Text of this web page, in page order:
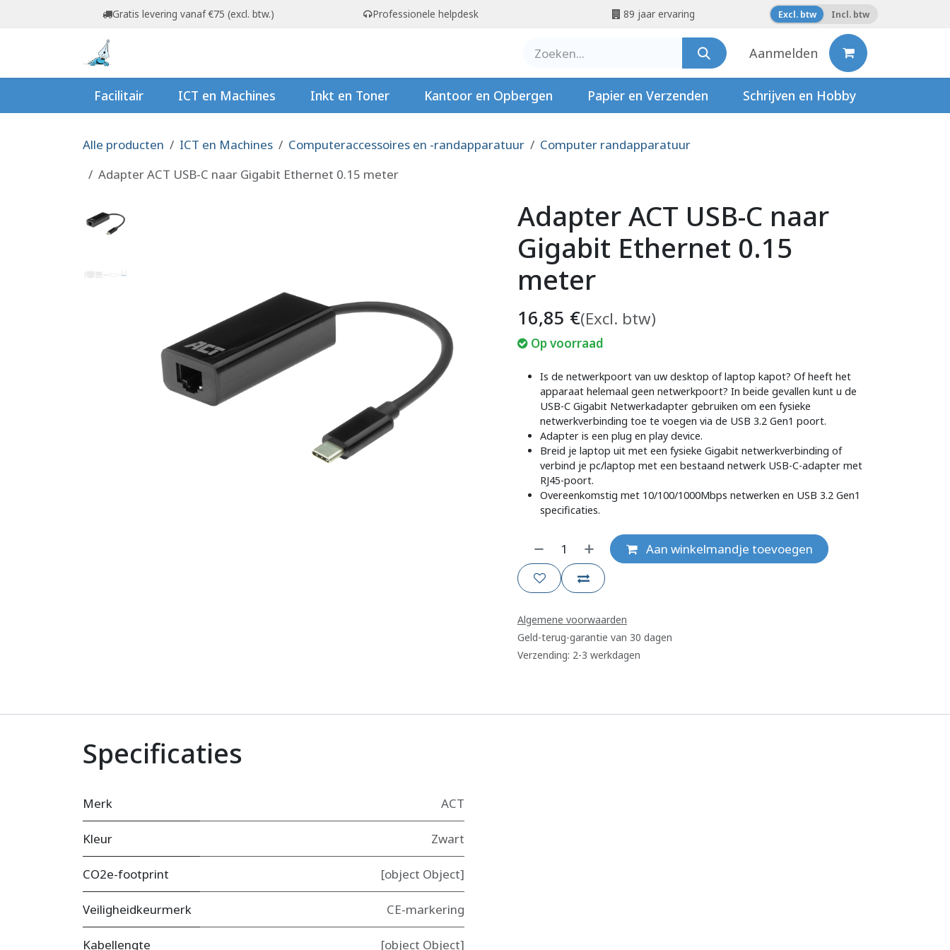
Overslaan naar inhoudGratis levering vanaf €75 (excl. btw.) Professionele helpdesk 89 jaar ervaring Excl. btw Incl. btw
Aanmelden
Facilitair ICT en Machines Inkt en Toner Kantoor en Opbergen Papier en Verzenden Schrijven en Hobby
Alle producten ICT en Machines Computeraccessoires en -randapparatuur
Computer randapparatuur
Adapter ACT USB-C naar Gigabit Ethernet 0.15 meter
Adapter ACT USB-C naar
Gigabit Ethernet 0.15
meter
16,85 €(Excl. btw)
Op voorraad
Is de netwerkpoort van uw desktop of laptop kapot? Of heeft het
apparaat helemaal geen netwerkpoort? In beide gevallen kunt u de
USB-C Gigabit Netwerkadapter gebruiken om een fysieke
netwerkverbinding toe te voegen via de USB 3.2 Gen1 poort.
Adapter is een plug en play device.
Breid je laptop uit met een fysieke Gigabit netwerkverbinding of
verbind je pc/laptop met een bestaand netwerk USB-C-adapter met
RJ45-poort.
Overeenkomstig met 10/100/1000Mbps netwerken en USB 3.2 Gen1
specificaties.
Aan winkelmandje toevoegen
Algemene voorwaarden
Geld-terug-garantie van 30 dagen
Verzending: 2-3 werkdagen
Specificaties
Merk ACT
Kleur Zwart
CO2e-footprint [object Object]
Veiligheidkeurmerk CE-markering
Kabellengte [object Object]